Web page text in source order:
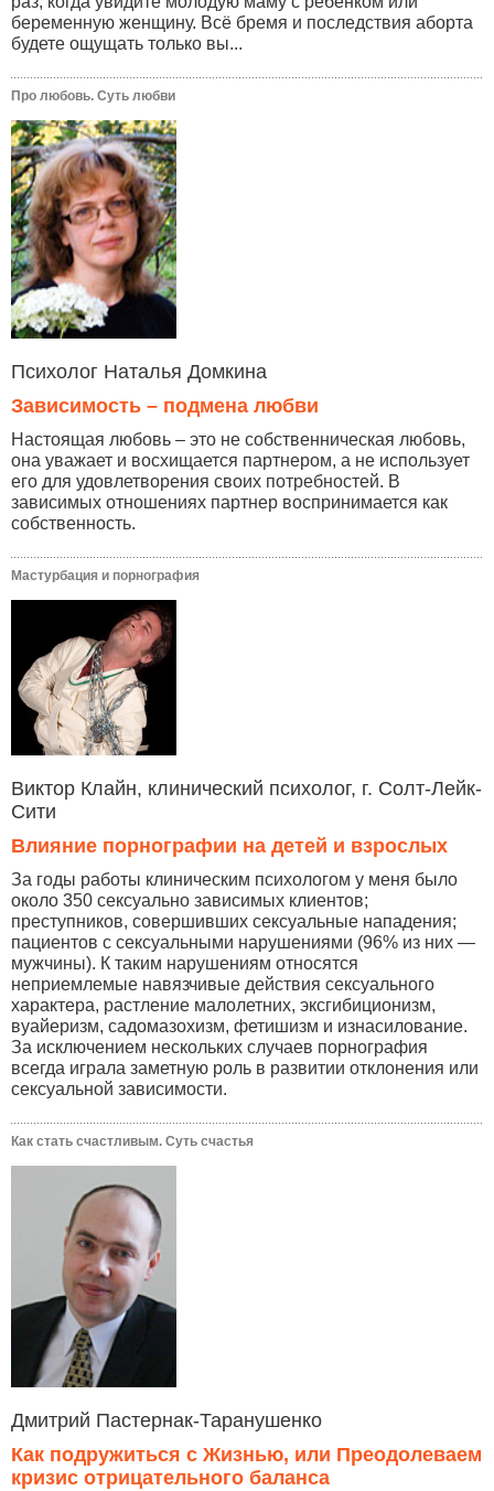
беременную женщину. Всё бремя и последствия аборта
будете ощущать только вы...
Про любовь. Суть любви
Психолог Наталья Домкина
Зависимость – подмена любви
Настоящая любовь – это не собственническая любовь,
она уважает и восхищается партнером, а не использует
его для удовлетворения своих потребностей. В
зависимых отношениях партнер воспринимается как
собственность.
Мастурбация и порнография
Виктор Клайн, клинический психолог, г. Солт-Лейк-
Сити
Влияние порнографии на детей и взрослых
За годы работы клиническим психологом у меня было
около 350 сексуально зависимых клиентов;
преступников, совершивших сексуальные нападения;
пациентов с сексуальными нарушениями (96% из них —
мужчины). К таким нарушениям относятся
неприемлемые навязчивые действия сексуального
характера, растление малолетних, эксгибиционизм,
вуайеризм, садомазохизм, фетишизм и изнасилование.
За исключением нескольких случаев порнография
всегда играла заметную роль в развитии отклонения или
сексуальной зависимости.
Как стать счастливым. Суть счастья
Дмитрий Пастернак-Таранушенко
Как подружиться с Жизнью, или Преодолеваем
кризис отрицательного баланса